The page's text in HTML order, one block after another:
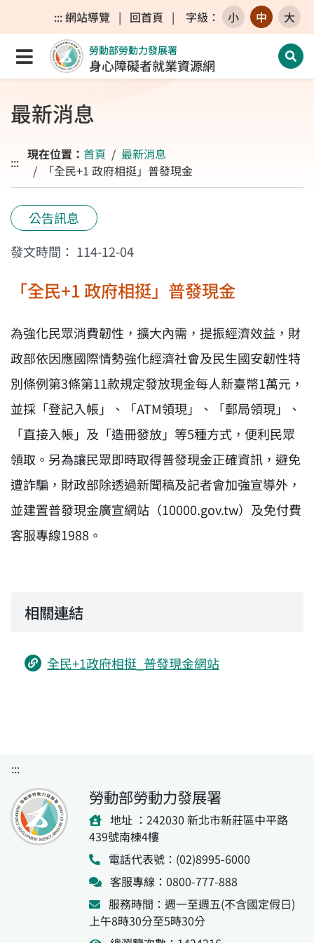
跳至主要內容區
跳至主要選單
跳至網站搜尋
:::網站導覽 | 回首頁 | 字級 ： 小 中 大
點選開啟選單
勞動部勞動力發展署
身心障礙者就業資源網 開
最新消息
::: 現在位置： 首頁
最新消息
「全民+1 政府相挺」普發現金
公告訊息
發文時間： 114-12-04
「全民+1 政府相挺」普發現金
為強化民眾消費韌性，擴大內需，提振經濟效益，財
政部依因應國際情勢強化經濟社會及民生國安韌性特
別條例第3條第11款規定發放現金每人新臺幣1萬元，
並採「登記入帳」、「ATM領現」、「郵局領現」、
「直接入帳」及「造冊發放」等5種方式，便利民眾
領取。另為讓民眾即時取得普發現金正確資訊，避免
遭詐騙，財政部除透過新聞稿及記者會加強宣導外，
並建置普發現金廣宣網站（10000.gov.tw）及免付費
客服專線1988。
相關連結
全民+1政府相挺_普發現金網站
:::
勞動部勞動力發展署
地址 ：242030 新北市新莊區中平路
439號南棟4樓
電話代表號：(02)8995-6000
客服專線：0800-777-888
服務時間：週一至週五(不含國定假日)
上午8時30分至5時30分